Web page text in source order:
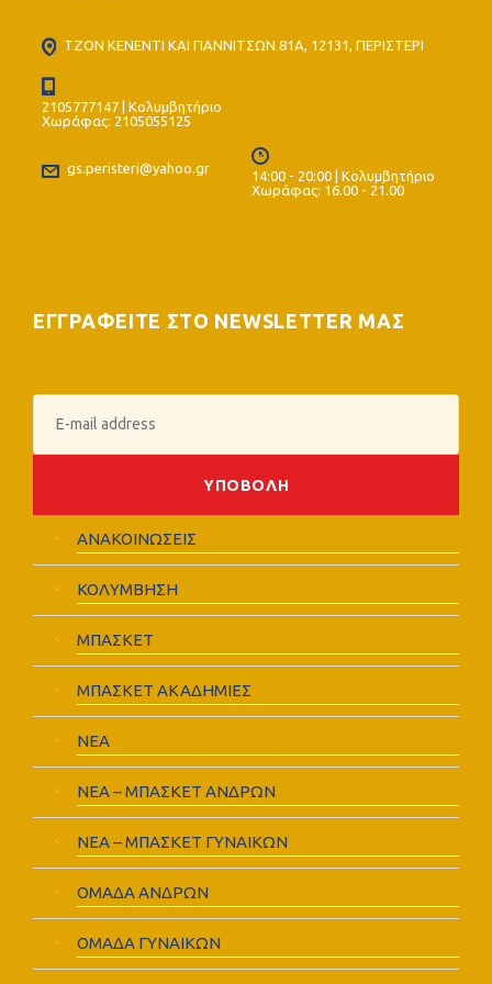
ΤΖΟΝ ΚΕΝΕΝΤΙ ΚΑΙ ΓΙΑΝΝΙΤΣΩΝ 81Α, 12131, ΠΕΡΙΣΤΕΡΙ
2105777147 | Κολυμβητήριο
Χωράφας: 2105055125
gs.peristeri@yahoo.gr
14:00 - 20:00 | Κολυμβητήριο
Χωράφας: 16.00 - 21.00
ΕΓΓΡΑΦΕΙΤΕ ΣΤΟ NEWSLETTER ΜΑΣ
ΑΝΑΚΟΙΝΩΣΕΙΣ
ΚΟΛΥΜΒΗΣΗ
ΜΠΑΣΚΕΤ
ΜΠΑΣΚΕΤ ΑΚΑΔΗΜΙΕΣ
ΝΕΑ
ΝΕΑ – ΜΠΑΣΚΕΤ ΑΝΔΡΩΝ
ΝΕΑ – ΜΠΑΣΚΕΤ ΓΥΝΑΙΚΩΝ
ΟΜΑΔΑ ΑΝΔΡΩΝ
ΟΜΑΔΑ ΓΥΝΑΙΚΩΝ